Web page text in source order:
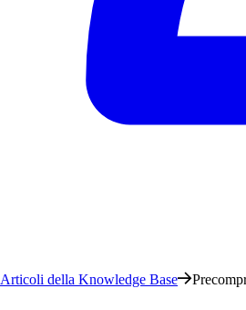
Articoli della Knowledge Base